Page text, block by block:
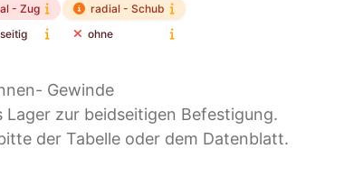
- Zug
radial - Schub
ohne
Gewinde
zur beidseitigen Befestigung.
der Tabelle oder dem Datenblatt.